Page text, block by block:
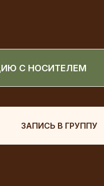
С НОСИТЕЛЕМ
ЗАПИСЬ В ГРУППУ